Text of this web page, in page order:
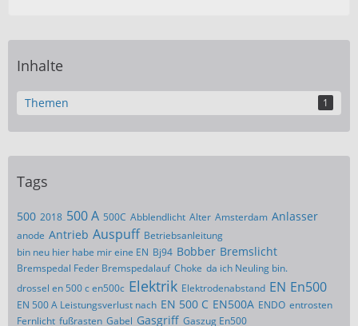
Inhalte
Themen 1
Tags
500 2018 500 A 500C Abblendlicht Alter Amsterdam Anlasser
anode Antrieb Auspuff Betriebsanleitung
bin neu hier habe mir eine EN Bj94 Bobber Bremslicht
Bremspedal Feder Bremspedalauf Choke da ich Neuling bin.
drossel en 500 c en500c Elektrik Elektrodenabstand EN En500
EN 500 A Leistungsverlust nach EN 500 C EN500A ENDO entrosten
Fernlicht fußrasten Gabel Gasgriff Gaszug En500